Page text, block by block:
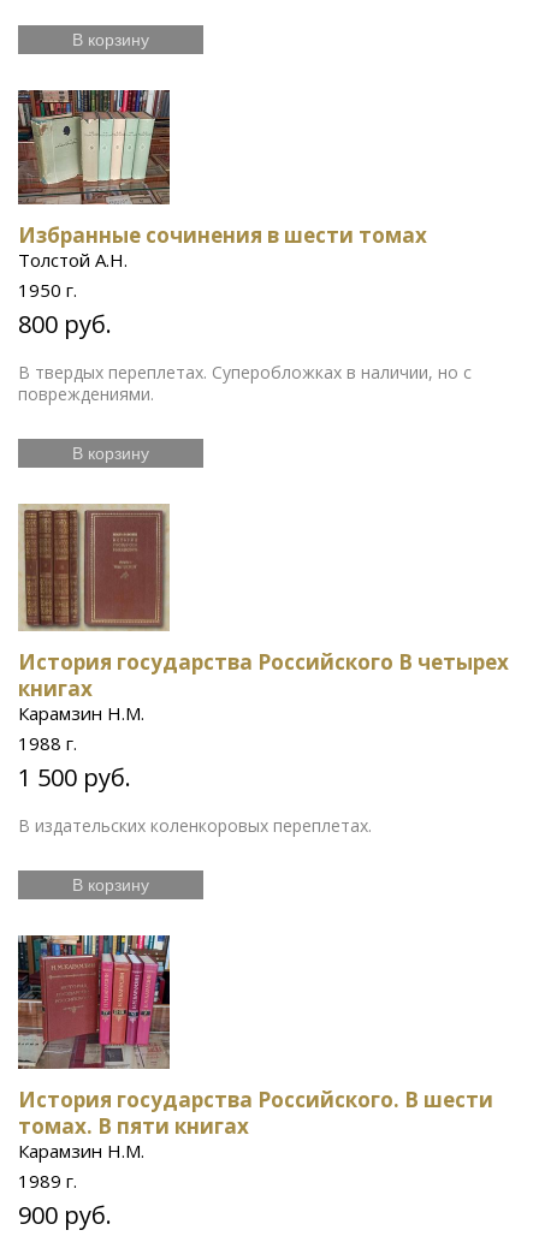
В корзину
Избранные сочинения в шести томах
Толстой А.Н.
1950 г.
800 руб.
В твердых переплетах. Суперобложках в наличии, но с
повреждениями.
В корзину
История государства Российского В четырех
книгах
Карамзин Н.М.
1988 г.
1 500 руб.
В издательских коленкоровых переплетах.
В корзину
История государства Российского. В шести
томах. В пяти книгах
Карамзин Н.М.
1989 г.
900 руб.